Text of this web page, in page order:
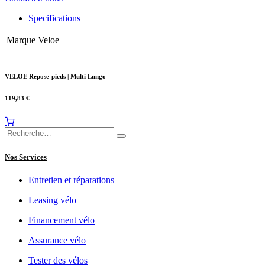
Specifications
Marque Veloe
VELOE Repose-pieds | Multi Lungo
119,83 €
Nos Services
Entretien et réparations
Leasing vélo
Financement vélo
Assurance vélo
Tester des vélos